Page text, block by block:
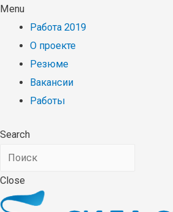
Menu
Работа 2019
О проекте
Резюме
Вакансии
Работы
Search
Close